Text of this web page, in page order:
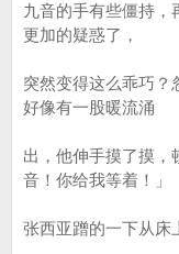
九音的手有些僵持，
更加的疑惑了，
突然变得这么乖巧？
好像有一股暖流涌
出，他伸手摸了摸，
音！你给我等着！」
张西亚蹭的一下从床